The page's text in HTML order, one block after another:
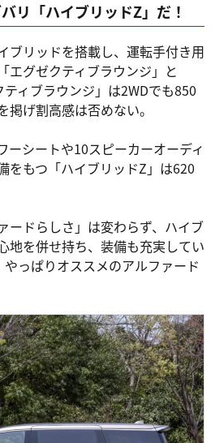
リ「ハイブリッドZ」だ！
ブリッドを搭載し、運転手付き用
エグゼクティブラウンジ」と
ティブラウンジ」は2WDでも850
げ割高感は否めない。
ーシートや10スピーカーオーディ
をもつ「ハイブリッドZ」は620
ードらしさ」は変わらず、ハイブ
地を併せ持ち、装備も充実してい
っぱりオススメのアルファード